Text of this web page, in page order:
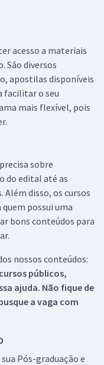
acesso a materiais
São diversos
apostilas disponíveis
facilitar o seu
mais flexível, pois
sobre
do edital até as
disso, os cursos
possui uma
bons conteúdos para
nossos conteúdos:
públicos,
ajuda. Não fique de
a vaga com
Pós-graduação e